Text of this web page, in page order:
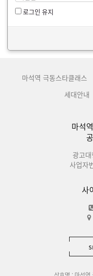
로그인 유지
마석역 극동스타클래스
세대안내
마석
광고
사업자
사